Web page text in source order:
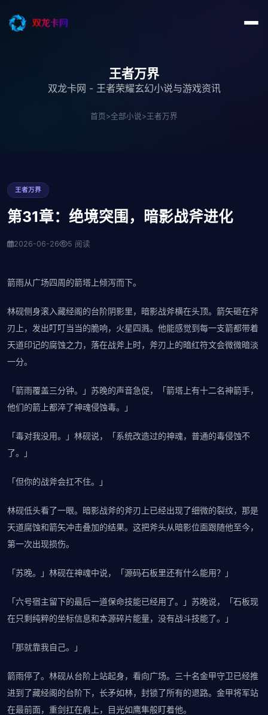
王者万界
双龙卡网 - 王者荣耀玄幻小说与游戏资讯
首页>全部小说>王者万界
王者万界
第31章：绝境突围，暗影战斧进化
2026-06-26 5 阅读
箭雨从广场四周的箭塔上倾泻而下。
林砚侧身滚入藏经阁的台阶阴影里，暗影战斧横在头顶。箭矢砸在斧
刃上，发出叮叮当当的脆响，火星四溅。他能感觉到每一支箭都带着
天道印记的腐蚀之力，落在战斧上时，斧刃上的暗红符文会微微暗淡
一分。
「箭雨覆盖三分钟。」苏晚的声音急促，「箭塔上有十二名神箭手，
他们的箭上都淬了神魂侵蚀毒。」
「毒对我没用。」林砚说，「系统改造过的神魂，普通的毒侵蚀不
了。」
「但你的战斧会扛不住。」
林砚低头看了一眼。暗影战斧的斧刃上已经出现了细微的裂纹，那是
天道腐蚀和箭矢冲击叠加的结果。这把斧头从暗影位面跟随他至今，
第一次出现损伤。
「苏晚。」林砚在神魂中说，「源码石板里还有什么能用？」
「六号宿主留下的最后一道保命技能已经用了。」苏晚说，「石板现
在只剩纯粹的坐标信息和本源碎片能量，没有战斗技能了。」
「那就靠我自己。」
箭雨停了。林砚从台阶上站起身，看向广场。三十名金甲守卫已经推
进到了藏经阁的台阶下，长矛如林，封锁了所有的退路。金甲将军站
在最前面，重剑扛在肩上，目光如鹰隼般盯着他。